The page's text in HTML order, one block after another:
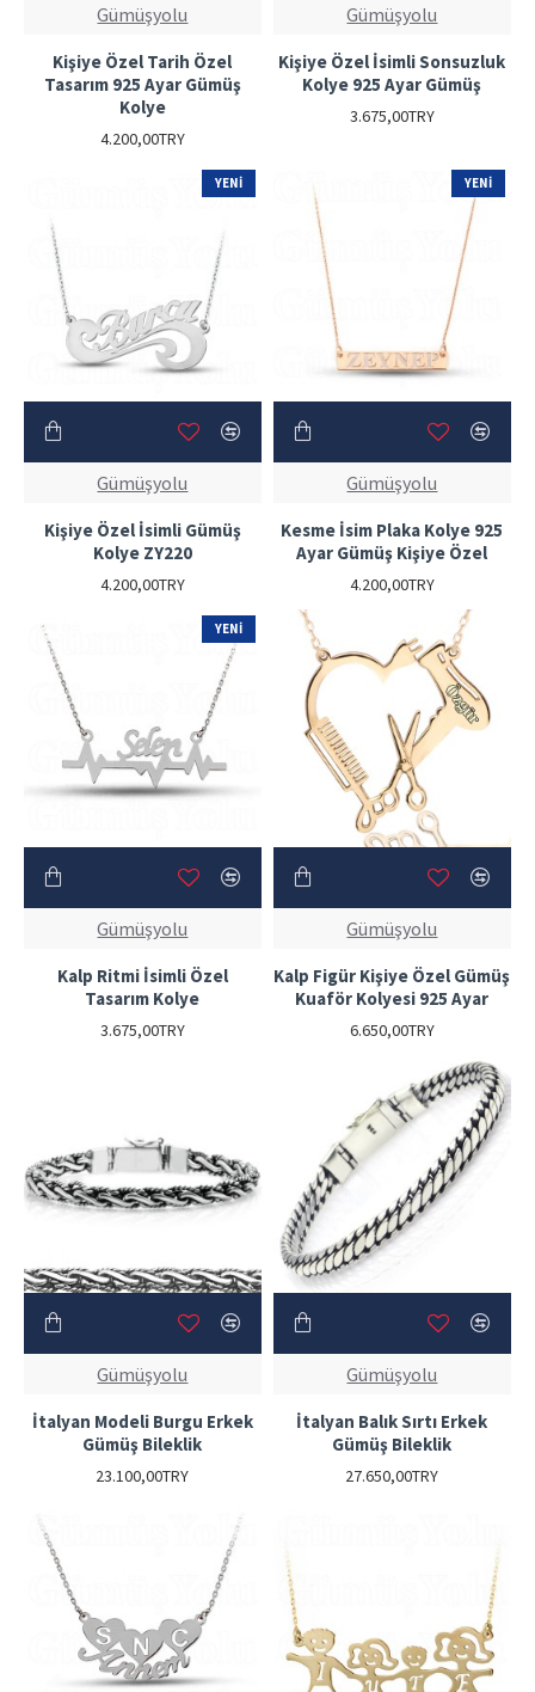
Gümüşyolu
Kişiye Özel Tarih Özel
Tasarım 925 Ayar Gümüş
Kolye
4.200,00TRY
Gümüşyolu
Kişiye Özel İsimli Sonsuzluk
Kolye 925 Ayar Gümüş
3.675,00TRY
YENI
Gümüşyolu
Kişiye Özel İsimli Gümüş
Kolye ZY220
4.200,00TRY
YENI
Gümüşyolu
Kesme İsim Plaka Kolye 925
Ayar Gümüş Kişiye Özel
4.200,00TRY
YENI
Gümüşyolu
Kalp Ritmi İsimli Özel
Tasarım Kolye
3.675,00TRY
Gümüşyolu
Kalp Figür Kişiye Özel Gümüş
Kuaför Kolyesi 925 Ayar
6.650,00TRY
Gümüşyolu
İtalyan Modeli Burgu Erkek
Gümüş Bileklik
23.100,00TRY
Gümüşyolu
İtalyan Balık Sırtı Erkek
Gümüş Bileklik
27.650,00TRY